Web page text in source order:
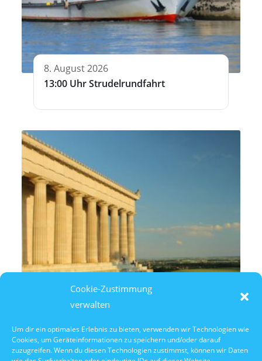
Cookie-Zustimmung
verwalten
Um dir ein optimales Erlebnis zu bieten, verwenden wir Technologien wie
Cookies, um Geräteinformationen zu speichern und/oder darauf
zuzugreifen. Wenn du diesen Technologien zustimmst, können wir Daten
8. August 2026
13:00 Uhr Strudelrundfahrt
8. August 2026